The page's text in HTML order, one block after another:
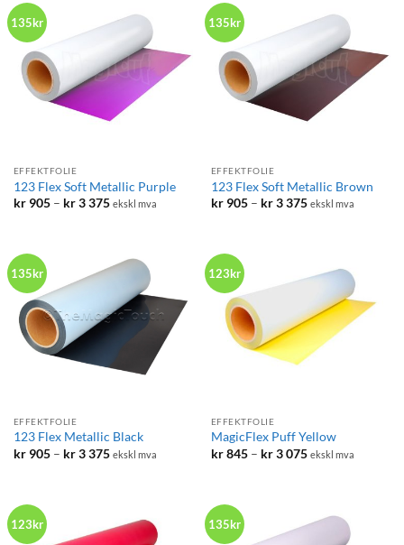
135kr
EFFEKTFOLIE
123 Flex Soft Metallic Purple
kr905 – kr3 375Prisområde:
ekskl mva
135kr
EFFEKTFOLIE
123 Flex Soft Metallic Brown
kr905 – kr3 375Prisområde:
ekskl mva
135kr
EFFEKTFOLIE
123 Flex Metallic Black
kr905 – kr3 375Prisområde:
ekskl mva
123kr
EFFEKTFOLIE
MagicFlex Puff Yellow
kr845 – kr3 075Prisområde:
ekskl mva
123kr 135kr